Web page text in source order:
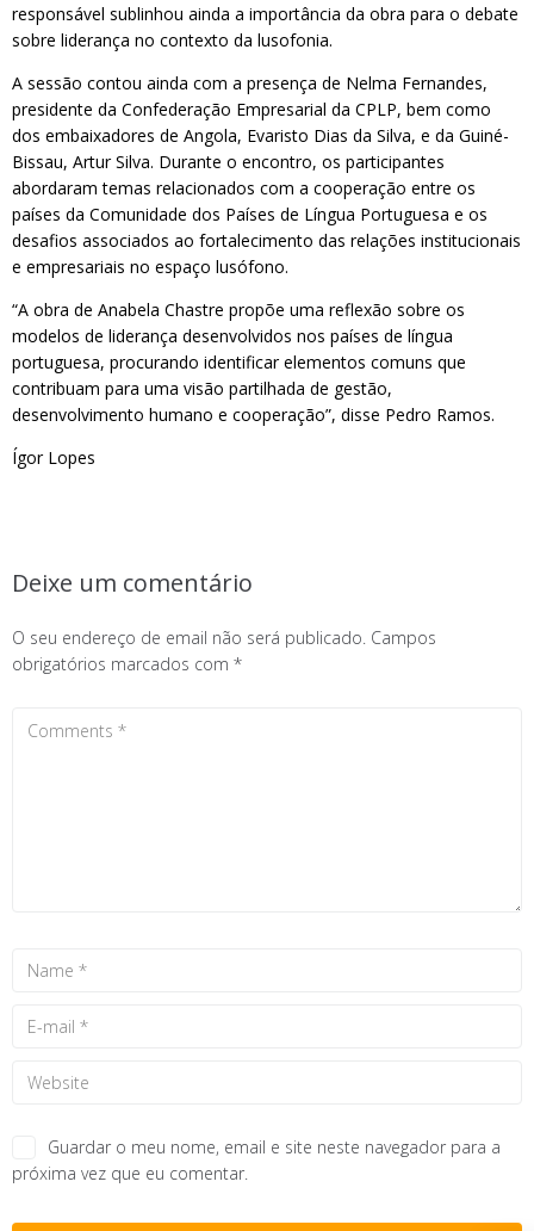
responsável sublinhou ainda a importância da obra para o debate
sobre liderança no contexto da lusofonia.
A sessão contou ainda com a presença de Nelma Fernandes,
presidente da Confederação Empresarial da CPLP, bem como
dos embaixadores de Angola, Evaristo Dias da Silva, e da Guiné-
Bissau, Artur Silva. Durante o encontro, os participantes
abordaram temas relacionados com a cooperação entre os
países da Comunidade dos Países de Língua Portuguesa e os
desafios associados ao fortalecimento das relações institucionais
e empresariais no espaço lusófono.
“A obra de Anabela Chastre propõe uma reflexão sobre os
modelos de liderança desenvolvidos nos países de língua
portuguesa, procurando identificar elementos comuns que
contribuam para uma visão partilhada de gestão,
desenvolvimento humano e cooperação”, disse Pedro Ramos.
Ígor Lopes
Deixe um comentário
O seu endereço de email não será publicado. Campos
obrigatórios marcados com *
Guardar o meu nome, email e site neste navegador para a
próxima vez que eu comentar.